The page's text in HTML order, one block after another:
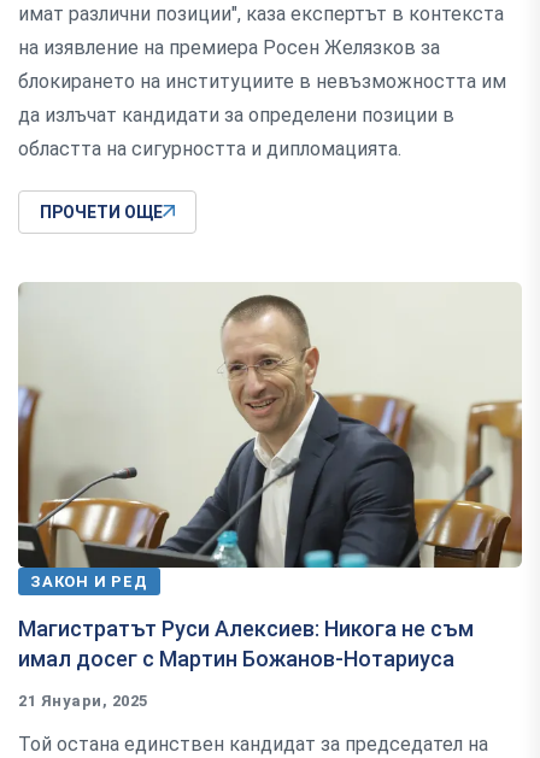
имат различни позиции", каза експертът в контекста
на изявление на премиера Росен Желязков за
блокирането на институциите в невъзможността им
да излъчат кандидати за определени позиции в
областта на сигурността и дипломацията.
ПРОЧЕТИ ОЩЕ
ЗАКОН И РЕД
Магистратът Руси Алексиев: Никога не съм
имал досег с Мартин Божанов-Нотариуса
21 Януари, 2025
Той остана единствен кандидат за председател на